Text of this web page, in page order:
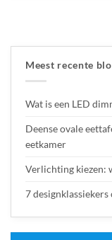
Meest recente
Wat is een LED
Deense ovale
eetkamer
Verlichting kiezen:
7